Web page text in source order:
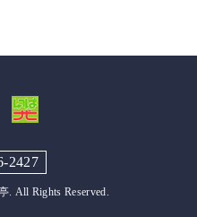
2427
. All Rights Reserved.